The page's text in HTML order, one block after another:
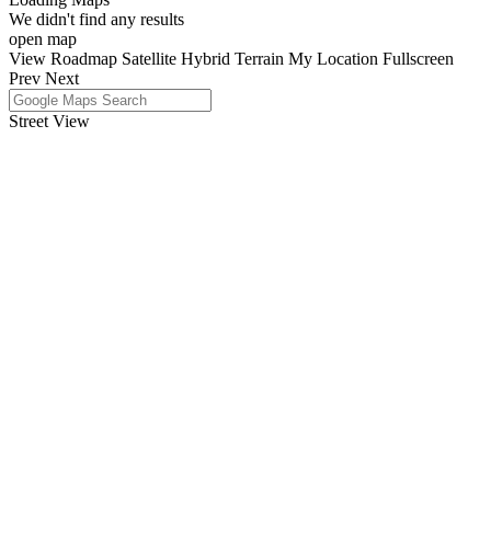
We didn't find any results
open map
View Roadmap Satellite Hybrid Terrain My Location Fullscreen
Prev Next
Street View